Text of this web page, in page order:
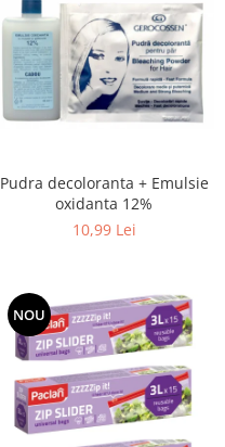
Pudra decoloranta + Emulsie
oxidanta 12%
10,99 Lei
NOU